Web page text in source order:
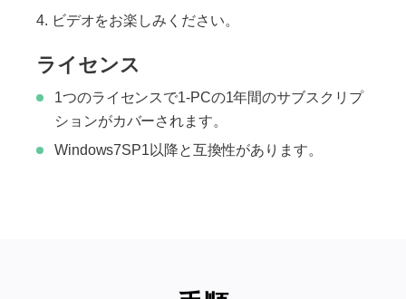
ビデオをお楽しみください。
ライセンス
1つのライセンスで1-PCの1年間のサブスクリプ
ションがカバーされます。
Windows7SP1以降と互換性があります。